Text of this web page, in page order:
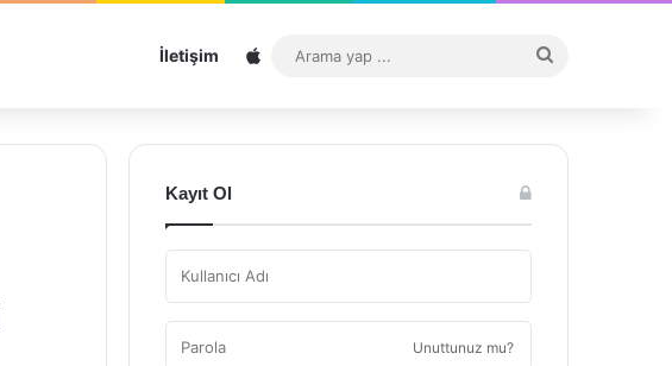
İletişim Sitemap
...
Kayıt Ol
Unuttunuz mu?